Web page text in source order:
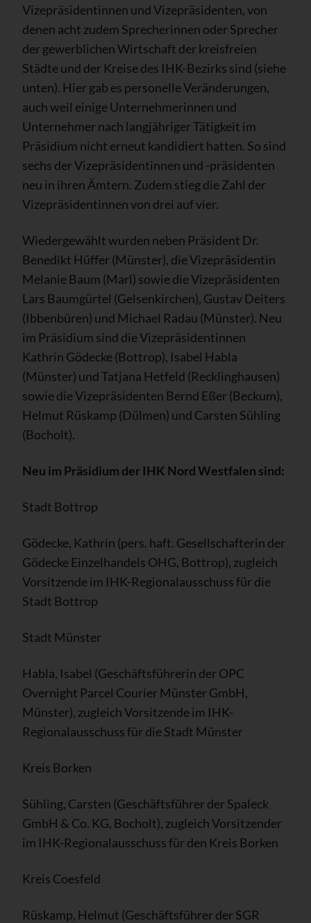
Vizepräsidentinnen und Vizepräsidenten, von
denen acht zudem Sprecherinnen oder Sprecher
der gewerblichen Wirtschaft der kreisfreien
Städte und der Kreise des IHK-Bezirks sind (siehe
unten). Hier gab es personelle Veränderungen,
auch weil einige Unternehmerinnen und
Unternehmer nach langjähriger Tätigkeit im
Präsidium nicht erneut kandidiert hatten. So sind
sechs der Vizepräsidentinnen und -präsidenten
neu in ihren Ämtern. Zudem stieg die Zahl der
Vizepräsidentinnen von drei auf vier.
Wiedergewählt wurden neben Präsident Dr.
Benedikt Hüffer (Münster), die Vizepräsidentin
Melanie Baum (Marl) sowie die Vizepräsidenten
Lars Baumgürtel (Gelsenkirchen), Gustav Deiters
(Ibbenbüren) und Michael Radau (Münster). Neu
im Präsidium sind die Vizepräsidentinnen
Kathrin Gödecke (Bottrop), Isabel Habla
(Münster) und Tatjana Hetfeld (Recklinghausen)
sowie die Vizepräsidenten Bernd Eßer (Beckum),
Helmut Rüskamp (Dülmen) und Carsten Sühling
(Bocholt).
Neu im Präsidium der IHK Nord Westfalen sind:
Stadt Bottrop
Gödecke, Kathrin (pers. haft. Gesellschafterin der
Gödecke Einzelhandels OHG, Bottrop), zugleich
Vorsitzende im IHK-Regionalausschuss für die
Stadt Bottrop
Stadt Münster
Habla, Isabel (Geschäftsführerin der OPC
Overnight Parcel Courier Münster GmbH,
Münster), zugleich Vorsitzende im IHK-
Regionalausschuss für die Stadt Münster
Kreis Borken
Sühling, Carsten (Geschäftsführer der Spaleck
GmbH & Co. KG, Bocholt), zugleich Vorsitzender
im IHK-Regionalausschuss für den Kreis Borken
Kreis Coesfeld
Rüskamp, Helmut (Geschäftsführer der SGR